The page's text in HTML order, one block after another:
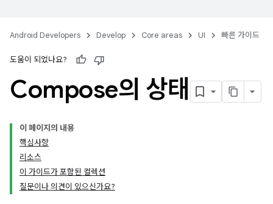
Android Developers Develop Core areas UI 빠른 가이드
도움이 되었나요?
Compose의 상태
이 페이지의 내용
핵심사항
리소스
이 가이드가 포함된 컬렉션
질문이나 의견이 있으신가요?